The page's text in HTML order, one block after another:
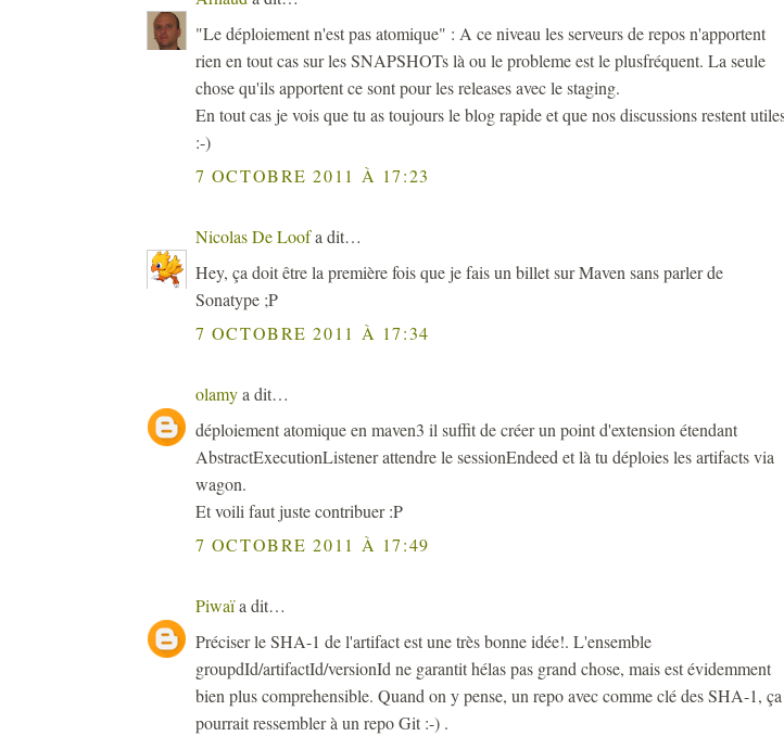
"Le déploiement n'est pas atomique" : A ce niveau les serveurs de repos n'apportent
rien en tout cas sur les SNAPSHOTs là ou le probleme est le plusfréquent. La seule
chose qu'ils apportent ce sont pour les releases avec le staging.
En tout cas je vois que tu as toujours le blog rapide et que nos discussions restent
:-)
7 OCTOBRE 2011 À 17:23
Nicolas De Loofa dit…
Hey, ça doit être la première fois que je fais un billet sur Maven sans parler de
Sonatype ;P
7 OCTOBRE 2011 À 17:34
olamya dit…
déploiement atomique en maven3 il suffit de créer un point d'extension étendant
AbstractExecutionListener attendre le sessionEndeed et là tu déploies les artifacts via
wagon.
Et voili faut juste contribuer :P
7 OCTOBRE 2011 À 17:49
Piwaïa dit…
Préciser le SHA-1 de l'artifact est une très bonne idée!. L'ensemble
groupdId/artifactId/versionId ne garantit hélas pas grand chose, mais est évidemment
bien plus comprehensible. Quand on y pense, un repo avec comme clé des SHA-1, ça
pourrait ressembler à un repo Git :-) .